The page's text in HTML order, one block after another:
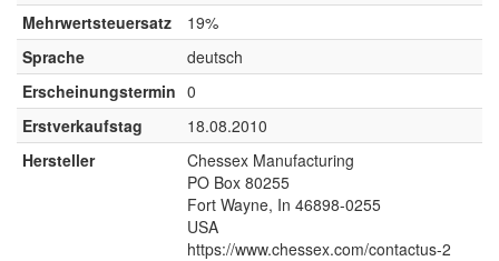
Mehrwertsteuersatz
19%
Sprache
deutsch
Erscheinungstermin 0
Erstverkaufstag
18.08.2010
Hersteller
Chessex Manufacturing
PO Box 80255
Fort Wayne, In 46898-0255
USA
https://www.chessex.com/contactus-2